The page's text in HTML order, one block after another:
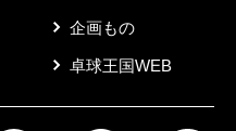
企画もの
卓球王国WEB